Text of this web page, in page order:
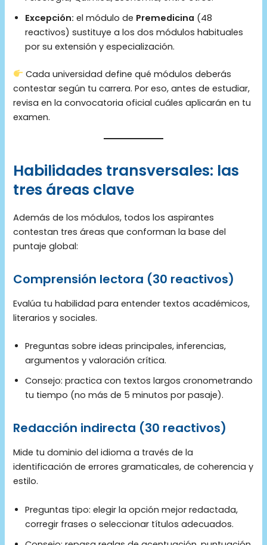
Excepción: el módulo de Premedicina (48
reactivos) sustituye a los dos módulos habituales
por su extensión y especialización.
Cada universidad define qué módulos deberás
contestar según tu carrera. Por eso, antes de estudiar,
revisa en la convocatoria oficial cuáles aplicarán en tu
examen.
Habilidades transversales: las
tres áreas clave
Además de los módulos, todos los aspirantes
contestan tres áreas que conforman la base del
puntaje global:
Comprensión lectora (30 reactivos)
Evalúa tu habilidad para entender textos académicos,
literarios y sociales.
Preguntas sobre ideas principales, inferencias,
argumentos y valoración crítica.
Consejo: practica con textos largos cronometrando
tu tiempo (no más de 5 minutos por pasaje).
Redacción indirecta (30 reactivos)
Mide tu dominio del idioma a través de la
identificación de errores gramaticales, de coherencia y
estilo.
Preguntas tipo: elegir la opción mejor redactada,
corregir frases o seleccionar títulos adecuados.